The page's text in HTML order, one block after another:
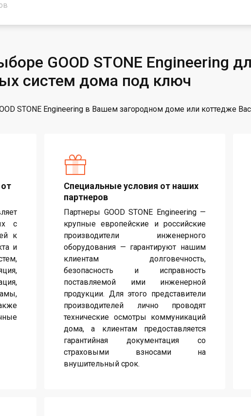
GOOD STONE Engineering
систем дома под ключ
STONE Engineering в Вашем загородном доме или коттедже
с
к
и
Специальные условия от наших
партнеров
Партнеры GOOD STONE Engineering —
крупные европейские и российские
производители инженерного
оборудования — гарантируют нашим
клиентам долговечность,
безопасность и исправность
поставляемой ими инженерной
продукции. Для этого представители
производителей лично проводят
технические осмотры коммуникаций
дома, а клиентам предоставляется
гарантийная документация со
страховыми взносами на
внушительный срок.